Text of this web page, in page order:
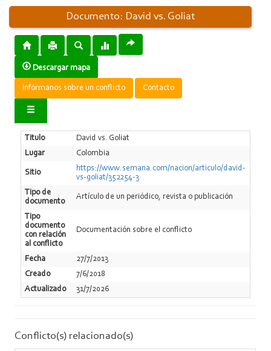
Documento: David vs. Goliat
Descargar mapa
Infórmanos sobre un conflicto Contacto
Titulo
David vs. Goliat
Lugar
Colombia
Sitio
https://www.semana.com/nacion/articulo/david-
vs-goliat/352254-3
Tipo de
documento
Artí­culo de un periódico, revista o publicación
Tipo
documento
con relación
al conflicto
Documentación sobre el conflicto
Fecha
27/7/2013
Creado
7/6/2018
Actualizado
31/7/2026
Conflicto(s) relacionado(s)